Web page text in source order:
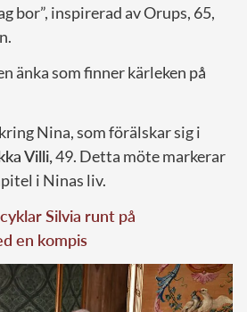
bor”, inspirerad av Orups, 65,
änka som finner kärleken på
Nina, som förälskar sig i
Villi,49. Detta möte markerar
i Ninas liv.
Silvia runt på
en kompis